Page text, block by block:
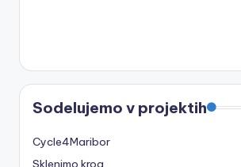
Sodelujemo v projektih
Cycle4Maribor
Sklenimo krog